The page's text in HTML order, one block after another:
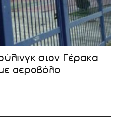
στον Γέρακα
αεροβόλο